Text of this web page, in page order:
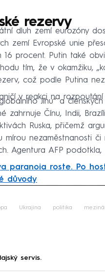
rezervy
dluh zemí eurozóny
zemí Evropské unie
procent. Putin také
tím, že v okamžiku,
což podle Putina
v reakci na
Jihu“ a
zahrnuje Čínu, Indii,
Ruska, přičemž
mírou nezaměstnanosti
Agentura AFP
paranoia roste. Po
důvody
Ukrajina politika
servis.